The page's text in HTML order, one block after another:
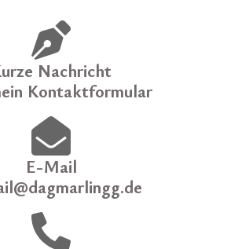
Nachricht
Kontaktformular
E-Mail